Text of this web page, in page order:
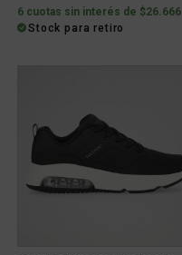
6 cuotas sin interés de $26.666
Stock para retiro